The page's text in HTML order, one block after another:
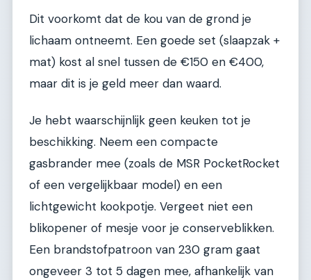
Dit voorkomt dat de kou van de grond je
lichaam ontneemt. Een goede set (slaapzak +
mat) kost al snel tussen de €150 en €400,
maar dit is je geld meer dan waard.
Je hebt waarschijnlijk geen keuken tot je
beschikking. Neem een compacte
gasbrander mee (zoals de MSR PocketRocket
of een vergelijkbaar model) en een
lichtgewicht kookpotje. Vergeet niet een
blikopener of mesje voor je conserveblikken.
Een brandstofpatroon van 230 gram gaat
ongeveer 3 tot 5 dagen mee, afhankelijk van